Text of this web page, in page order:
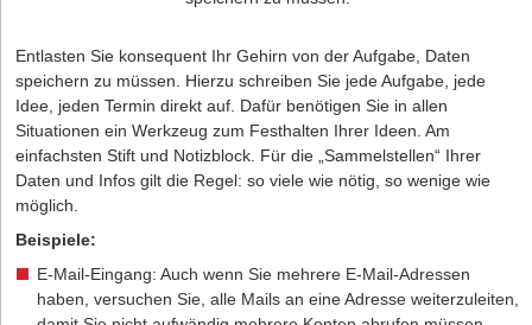
Entlasten Sie konsequent Ihr Gehirn von der Aufgabe, Daten
speichern zu müssen. Hierzu schreiben Sie jede Aufgabe, jede
Idee, jeden Termin direkt auf. Dafür benötigen Sie in allen
Situationen ein Werkzeug zum Festhalten Ihrer Ideen. Am
einfachsten Stift und Notizblock. Für die „Sammelstellen“ Ihrer
Daten und Infos gilt die Regel: so viele wie nötig, so wenige wie
möglich.
Beispiele:
E-Mail-Eingang: Auch wenn Sie mehrere E-Mail-Adressen
haben, versuchen Sie, alle Mails an eine Adresse weiterzuleiten,